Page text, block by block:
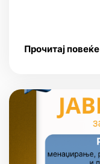
Прочитај повеќе